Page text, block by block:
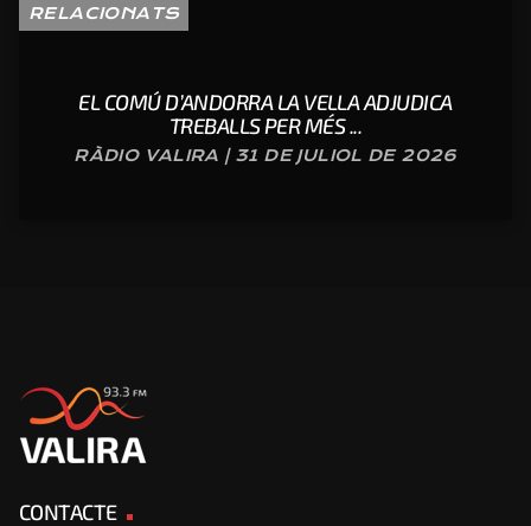
RELACIONATS
EL COMÚ D’ANDORRA LA VELLA ADJUDICA
TREBALLS PER MÉS ...
RÀDIO VALIRA | 31 DE JULIOL DE 2026
CONTACTE